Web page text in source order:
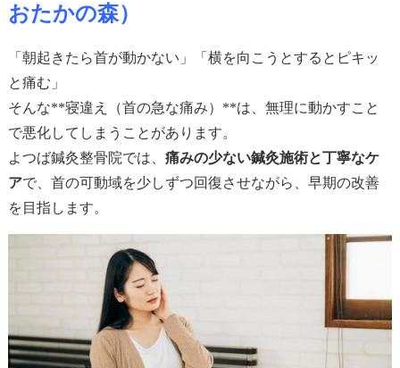
おたかの森）
「朝起きたら首が動かない」「横を向こうとするとピキッ
と痛む」
そんな**寝違え（首の急な痛み）**は、無理に動かすこと
で悪化してしまうことがあります。
よつば鍼灸整骨院では、 痛みの少ない鍼灸施術と丁寧なケ
アで、首の可動域を少しずつ回復させながら、早期の改善
を目指します。